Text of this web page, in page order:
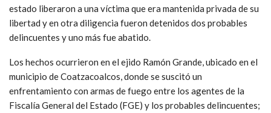
estado liberaron a una víctima que era mantenida privada de su
libertad y en otra diligencia fueron detenidos dos probables
delincuentes y uno más fue abatido.
Los hechos ocurrieron en el ejido Ramón Grande, ubicado en el
municipio de Coatzacoalcos, donde se suscitó un
enfrentamiento con armas de fuego entre los agentes de la
Fiscalía General del Estado (FGE) y los probables delincuentes;